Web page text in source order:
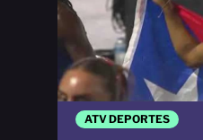
ATV DEPORTES